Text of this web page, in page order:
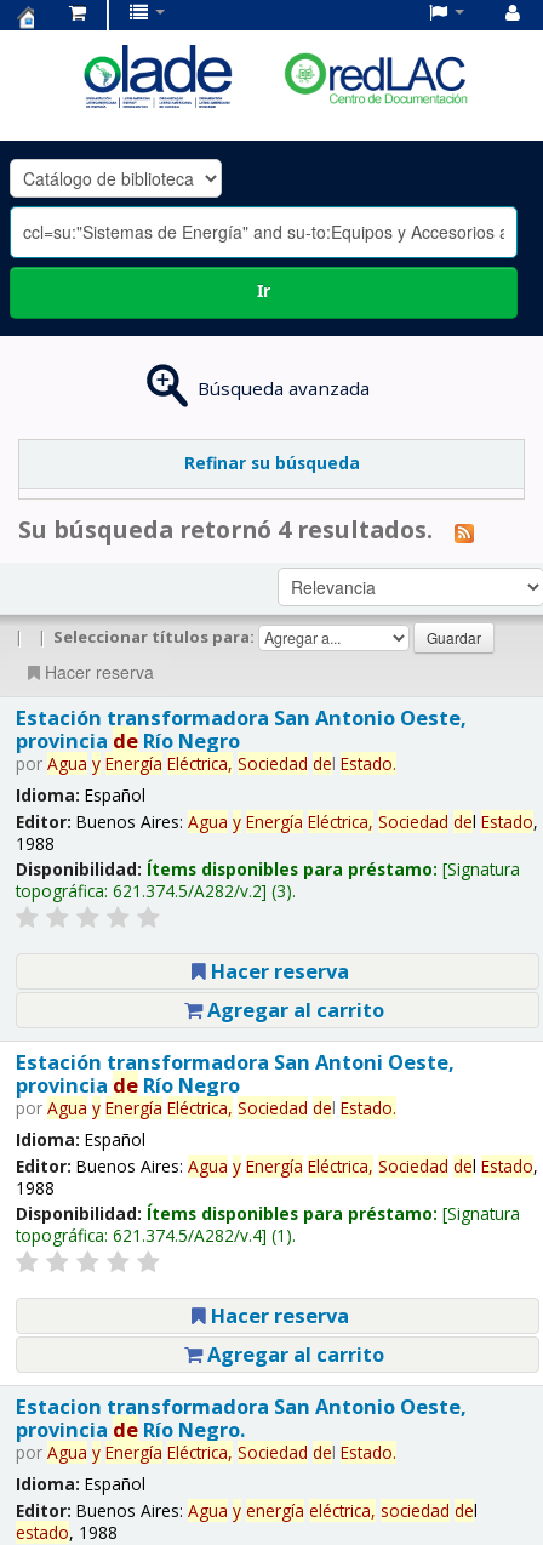
OLADE
-
Ir
Búsqueda avanzada
Refinar su búsqueda
Su búsqueda retornó 4 resultados.
| | Seleccionar títulos para:
Hacer reserva
Estación transformadora San Antonio Oeste,
provincia deRío Negro
por Agua y Energía Eléctrica, Sociedad del Estado.
Idioma: Español
Editor: Buenos Aires: Agua y Energía Eléctrica, Sociedad del Estado,
1988
Disponibilidad: Ítems disponibles para préstamo: Signatura
topográfica: 621.374.5/A282/v.2 (3).
Hacer reserva
Agregar al carrito
Estación transformadora San Antoni Oeste,
provincia deRío Negro
por Agua y Energía Eléctrica, Sociedad del Estado.
Idioma: Español
Editor: Buenos Aires: Agua y Energía Eléctrica, Sociedad del Estado,
1988
Disponibilidad: Ítems disponibles para préstamo: Signatura
topográfica: 621.374.5/A282/v.4 (1).
Hacer reserva
Agregar al carrito
Estacion transformadora San Antonio Oeste,
provincia deRío Negro.
por Agua y Energía Eléctrica, Sociedad del Estado.
Idioma: Español
Editor: Buenos Aires: Agua y energía eléctrica, sociedad del
estado, 1988